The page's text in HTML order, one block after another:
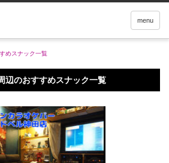
menu
めスナック一覧
辺のおすすめスナック一覧